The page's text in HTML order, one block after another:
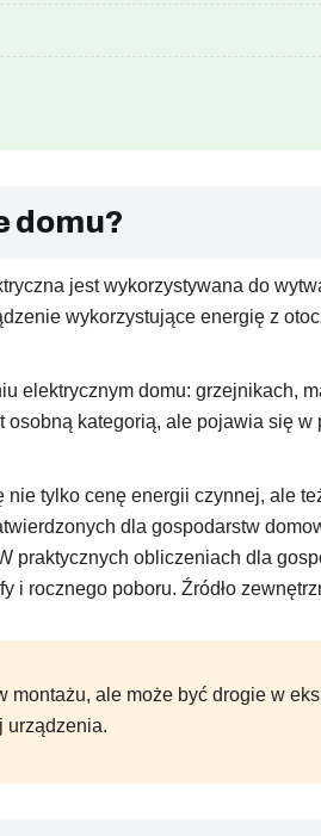
domu?
jest wykorzystywana do
wykorzystujące energię z
elektrycznym domu: grzejnikach,
kategorią, ale pojawia się
tylko cenę energii czynnej, ale
dla gospodarstw
praktycznych obliczeniach dla
i rocznego poboru. Źródło
ale może być drogie w
urządzenia.